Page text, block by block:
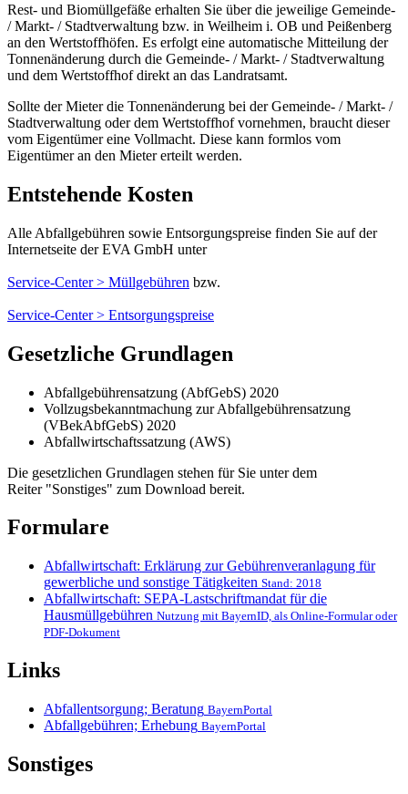
Rest- und Biomüllgefäße erhalten Sie über die jeweilige Gemeinde-
/ Markt- / Stadtverwaltung bzw. in Weilheim i. OB und Peißenberg
an den Wertstoffhöfen. Es erfolgt eine automatische Mitteilung der
Tonnenänderung durch die Gemeinde- / Markt- / Stadtverwaltung
und dem Wertstoffhof direkt an das Landratsamt.
Sollte der Mieter die Tonnenänderung bei der Gemeinde- / Markt- /
Stadtverwaltung oder dem Wertstoffhof vornehmen, braucht dieser
vom Eigentümer eine Vollmacht. Diese kann formlos vom
Eigentümer an den Mieter erteilt werden.
Entstehende Kosten
Alle Abfallgebühren sowie Entsorgungspreise finden Sie auf der
Internetseite der EVA GmbH unter
Service-Center > Müllgebühren bzw.
Service-Center > Entsorgungspreise
Gesetzliche Grundlagen
Abfallgebührensatzung (AbfGebS) 2020
Vollzugsbekanntmachung zur Abfallgebührensatzung
(VBekAbfGebS) 2020
Abfallwirtschaftssatzung (AWS)
Die gesetzlichen Grundlagen stehen für Sie unter dem
Reiter "Sonstiges" zum Download bereit.
Formulare
Abfallwirtschaft: Erklärung zur Gebührenveranlagung für
gewerbliche und sonstige Tätigkeiten Stand: 2018
Abfallwirtschaft: SEPA-Lastschriftmandat für die
Hausmüllgebühren Nutzung mit BayernID, als Online-Formular oder
PDF-Dokument
Links
Abfallentsorgung; Beratung BayernPortal
Abfallgebühren; Erhebung BayernPortal
Sonstiges